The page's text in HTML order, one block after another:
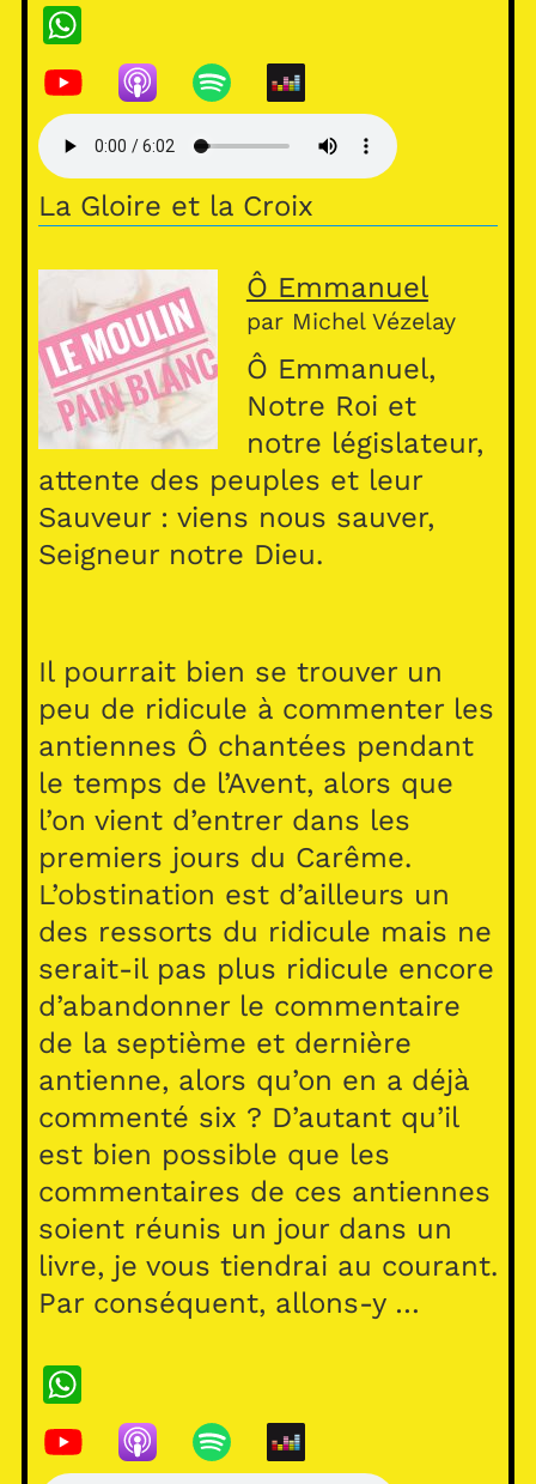
W
h
at
s
A
p
La Gloire et la Croix
Ô Emmanuel
par Michel Vézelay
Ô Emmanuel,
Notre Roi et
notre législateur,
attente des peuples et leur
Sauveur : viens nous sauver,
Seigneur notre Dieu.
Il pourrait bien se trouver un
peu de ridicule à commenter les
antiennes Ô chantées pendant
le temps de l’Avent, alors que
l’on vient d’entrer dans les
premiers jours du Carême.
L’obstination est d’ailleurs un
des ressorts du ridicule mais ne
serait-il pas plus ridicule encore
d’abandonner le commentaire
de la septième et dernière
antienne, alors qu’on en a déjà
commenté six ? D’autant qu’il
est bien possible que les
commentaires de ces antiennes
soient réunis un jour dans un
livre, je vous tiendrai au courant.
Par conséquent, allons-y …
W
h
at